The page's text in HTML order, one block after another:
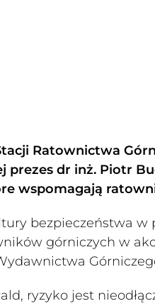
Ratownictwa
dr inż. Piotr
wspomagają
bezpieczeństwa
górniczych w
ryzyko jest